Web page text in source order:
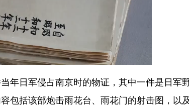
日军侵占南京时的物证，其中一件是日军
包括该部炮击雨花台、雨花门的射击图，以